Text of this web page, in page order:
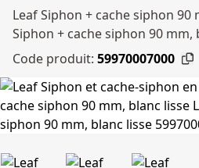
Leaf Siphon + cache siphon 90
Siphon + cache siphon 90 mm,
Code produit: 59970007000